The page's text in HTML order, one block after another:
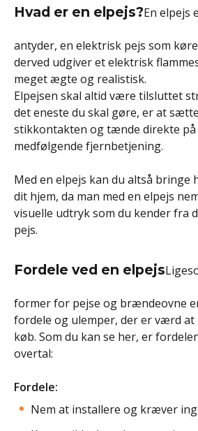
Hvad er en elpejs?En elpejs
antyder, en elektrisk pejs som
derved udgiver et elektrisk
meget ægte og realistisk.
Elpejsen skal altid være tilsluttet
det eneste du skal gøre, er at
stikkontakten og tænde direkte på
medfølgende fjernbetjening.
Med en elpejs kan du altså bringe
dit hjem, da man med en elpejs
visuelle udtryk som du kender fra
pejs.
Fordele ved en elpejs
former for pejse og brændeovne
fordele og ulemper, der er værd at
køb. Som du kan se her, er
overtal:
Fordele:
Nem at installere og kræver